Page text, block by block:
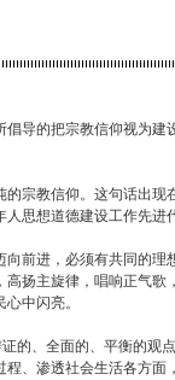
导的把宗教信仰视为建
宗教信仰。这句话出
思想道德建设工作先进
前进，必须有共同的理
扬主旋律，唱响正气歌
中闪亮。
的、全面的、平衡的观
、渗透社会生活各方面